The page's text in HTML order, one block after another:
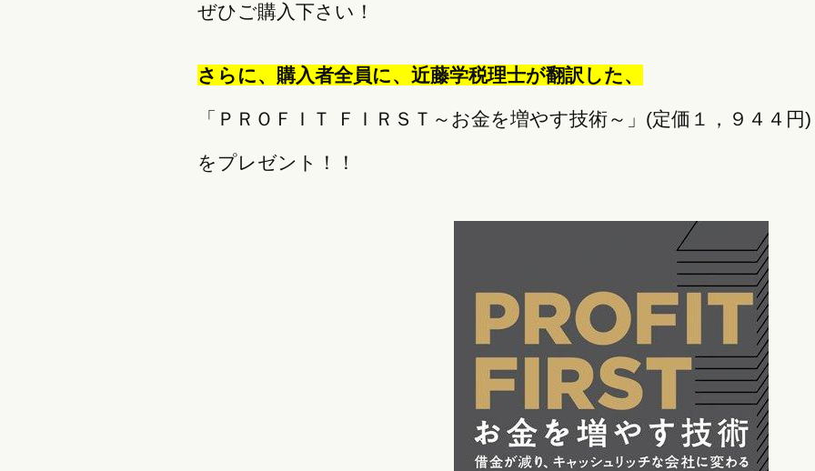
ぜひご購入下さい！
さらに、購入者全員に、近藤学税理士が翻訳した、
「ＰＲＯＦＩＴ ＦＩＲＳＴ～お金を増やす技術～」(定価１，９４４円)
をプレゼント！！